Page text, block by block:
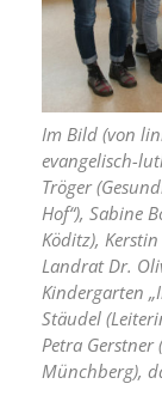
Im Bild (von
evangelisch-
Tröger
Hof“), Sabine
Köditz),
Landrat Dr.
Kindergarten
Stäudel
Petra
Münchberg),